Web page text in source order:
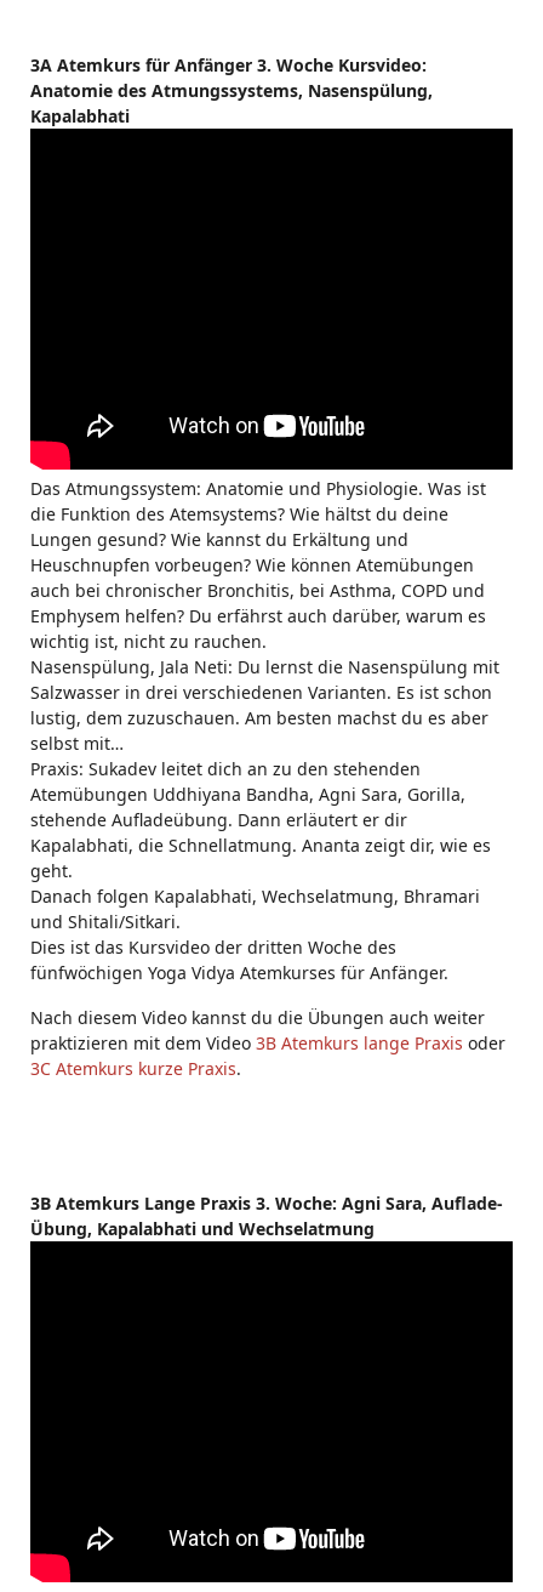
3A Atemkurs für Anfänger 3. Woche Kursvideo:
Anatomie des Atmungssystems, Nasenspülung,
Kapalabhati
Das Atmungssystem: Anatomie und Physiologie. Was ist
die Funktion des Atemsystems? Wie hältst du deine
Lungen gesund? Wie kannst du Erkältung und
Heuschnupfen vorbeugen? Wie können Atemübungen
auch bei chronischer Bronchitis, bei Asthma, COPD und
Emphysem helfen? Du erfährst auch darüber, warum es
wichtig ist, nicht zu rauchen.
Nasenspülung, Jala Neti: Du lernst die Nasenspülung mit
Salzwasser in drei verschiedenen Varianten. Es ist schon
lustig, dem zuzuschauen. Am besten machst du es aber
selbst mit…
Praxis: Sukadev leitet dich an zu den stehenden
Atemübungen Uddhiyana Bandha, Agni Sara, Gorilla,
stehende Aufladeübung. Dann erläutert er dir
Kapalabhati, die Schnellatmung. Ananta zeigt dir, wie es
geht.
Danach folgen Kapalabhati, Wechselatmung, Bhramari
und Shitali/Sitkari.
Dies ist das Kursvideo der dritten Woche des
fünfwöchigen Yoga Vidya Atemkurses für Anfänger.
Nach diesem Video kannst du die Übungen auch weiter
praktizieren mit dem Video 3B Atemkurs lange Praxis oder
3C Atemkurs kurze Praxis.
3B Atemkurs Lange Praxis 3. Woche: Agni Sara, Auflade-
Übung, Kapalabhati und Wechselatmung